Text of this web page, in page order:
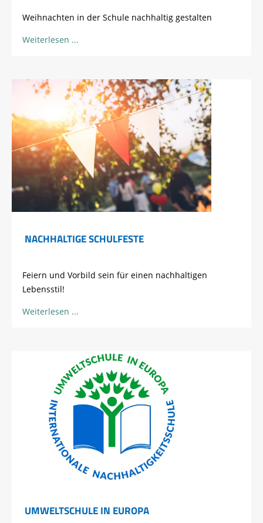
Weihnachten in der Schule nachhaltig gestalten
Weiterlesen
NACHHALTIGE SCHULFESTE
Feiern und Vorbild sein für einen nachhaltigen
Lebensstil!
Weiterlesen
UMWELTSCHULE IN EUROPA